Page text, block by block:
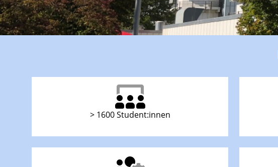
> 1600 Student:innen